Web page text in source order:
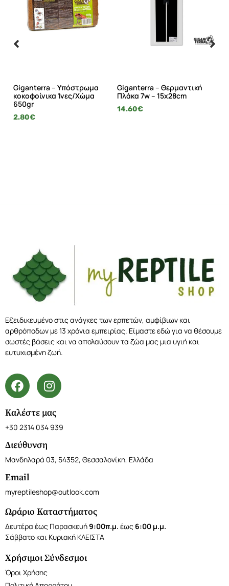
Giganterra – Υπόστρωμα
κοκοφοίνικα Ίνες/Χώμα
650gr
2.80€
Giganterra – Θερμαντική
Πλάκα 7w – 15x28cm
14.60€
Εξειδικευμένο στις ανάγκες των ερπετών, αμφίβιων και
αρθρόποδων με 13 χρόνια εμπειρίας. Είμαστε εδώ για να θέσουμε
σωστές βάσεις και να απολαύσουν τα ζώα μας μια υγιή και
ευτυχισμένη ζωή.
Καλέστε μας
+30 2314 034 939
Διεύθυνση
Μανδηλαρά 03, 54352, Θεσσαλονίκη, Ελλάδα
Email
myreptileshop@outlook.com
Ωράριο Καταστήματος
Δευτέρα έως Παρασκευή9:00π.μ. έως 6:00 μ.μ.
Σάββατο και Κυριακή ΚΛΕΙΣΤΑ
Χρήσιμοι Σύνδεσμοι
Όροι Χρήσης